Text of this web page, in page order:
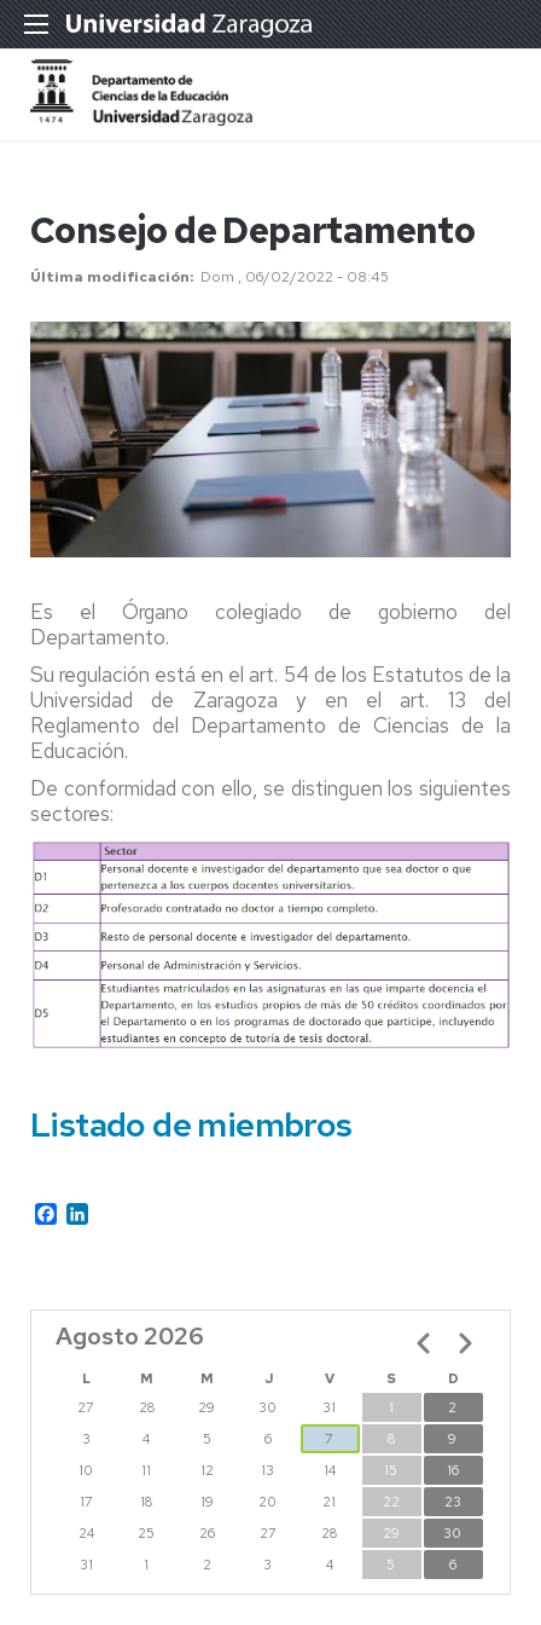
Consejo de Departamento
Última modificación Dom , 06/02/2022 - 08:45
Es el Órgano colegiado de gobierno del
Departamento.
Su regulación está en el art. 54 de los Estatutos de la
Universidad de Zaragoza y en el art. 13 del
Reglamento del Departamento de Ciencias de la
Educación.
De conformidad con ello, se distinguen los siguientes
sectores:
Listado de miembros
Facebook
Agosto 2026
L M M J V S
D
27
28 29 30 31 1
2
3
4 5 6 7 8
9
10
11 12 13 14 15
16
17
18 19 20 21 22
23
24
25 26 27 28 29
30
31
1 2 3 4 5 6
Paginación